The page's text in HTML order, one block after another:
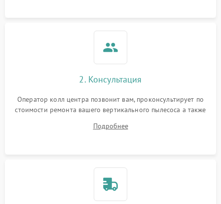
2. Консультация
Оператор колл центра позвонит вам, проконсультирует по
стоимости ремонта вашего вертикального пылесоса а также
Подробнее